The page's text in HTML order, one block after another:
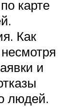
карте
Как
и
людей.